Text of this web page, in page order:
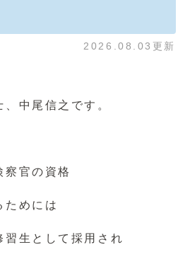
2026.08.03更新
中尾信之です。
察官の資格
ためには
習生として採用され